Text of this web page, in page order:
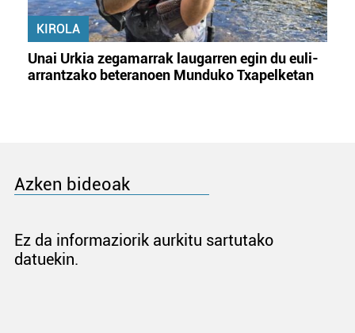
KIROLA
Unai Urkia zegamarrak laugarren egin du euli-
arrantzako beteranoen Munduko Txapelketan
Azken bideoak
Ez da informaziorik aurkitu sartutako
datuekin.